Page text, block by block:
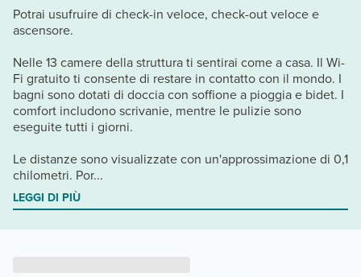
Potrai usufruire di check-in veloce, check-out veloce e
ascensore.
Nelle 13 camere della struttura ti sentirai come a casa. Il Wi-
Fi gratuito ti consente di restare in contatto con il mondo. I
bagni sono dotati di doccia con soffione a pioggia e bidet. I
comfort includono scrivanie, mentre le pulizie sono
eseguite tutti i giorni.
Le distanze sono visualizzate con un'approssimazione di 0,1
chilometri. Por...
LEGGI DI PIÙ